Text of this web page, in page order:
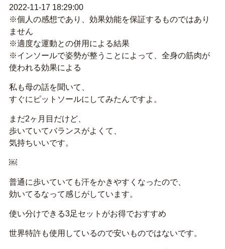
2022-11-17 18:29:00
※個人の感想であり、効果効能を保証するものではあり
ません
※適度な運動との併用による結果
※インソールで姿勢が整うことによって、全身の筋肉が
使われる効果による
私も母の話を聞いて、
すぐにピットソールにしてみたんですよ。
まだ2ヶ月目だけど、
歩いていてバランスがよくて、
気持ちいいです。
￼
普通に歩いていても汗をかきやすくなったので、
効いてるなって感じがしています。
使い分けできる3足セットがお得でおすすめ
世界特許も使用しているので安いものではないです。